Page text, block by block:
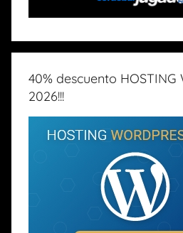
40% descuento HOSTING
2026!!!